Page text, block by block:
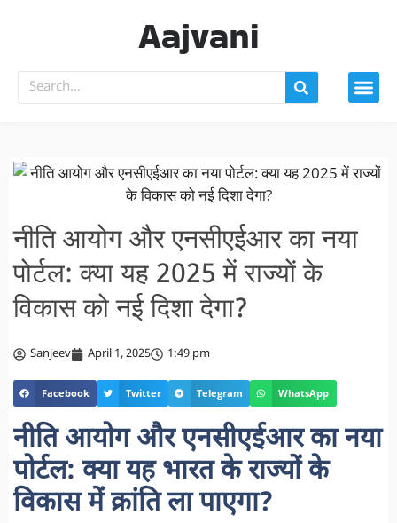
Aajvani
नीति आयोग और एनसीएईआर का नया
पोर्टल: क्या यह 2025 में राज्यों के
विकास को नई दिशा देगा?
Sanjeev April 1, 2025 1:49 pm
Facebook Twitter Telegram WhatsApp
नीति आयोग और एनसीएईआर का नया
पोर्टल: क्या यह भारत के राज्यों के
विकास में क्रांति ला पाएगा?